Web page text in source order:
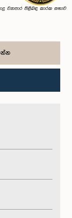
ව්‍යාපාර පිළිබඳ කාරක සභාව